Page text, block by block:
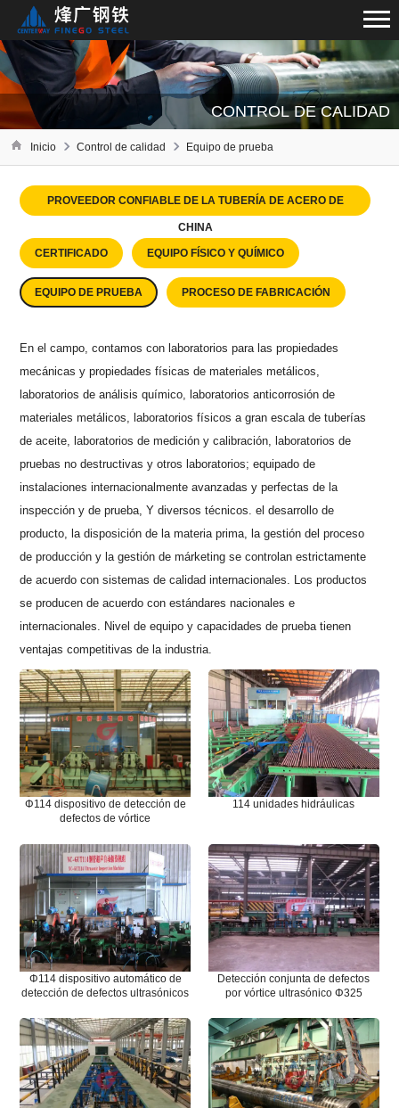
CONTROL DE CALIDAD
Inicio Control de calidad Equipo de prueba
PROVEEDOR CONFIABLE DE LA TUBERÍA DE ACERO DE
CHINA
CERTIFICADO EQUIPO FÍSICO Y QUÍMICO
EQUIPO DE PRUEBA PROCESO DE FABRICACIÓN
En el campo, contamos con laboratorios para las propiedades
mecánicas y propiedades físicas de materiales metálicos,
laboratorios de análisis químico, laboratorios anticorrosión de
materiales metálicos, laboratorios físicos a gran escala de tuberías
de aceite, laboratorios de medición y calibración, laboratorios de
pruebas no destructivas y otros laboratorios; equipado de
instalaciones internacionalmente avanzadas y perfectas de la
inspección y de prueba, Y diversos técnicos. el desarrollo de
producto, la disposición de la materia prima, la gestión del proceso
de producción y la gestión de márketing se controlan estrictamente
de acuerdo con sistemas de calidad internacionales. Los productos
se producen de acuerdo con estándares nacionales e
internacionales. Nivel de equipo y capacidades de prueba tienen
ventajas competitivas de la industria.
Φ114 dispositivo de detección de
defectos de vórtice
114 unidades hidráulicas
Φ114 dispositivo automático de
detección de defectos ultrasónicos
Detección conjunta de defectos
por vórtice ultrasónico Φ325